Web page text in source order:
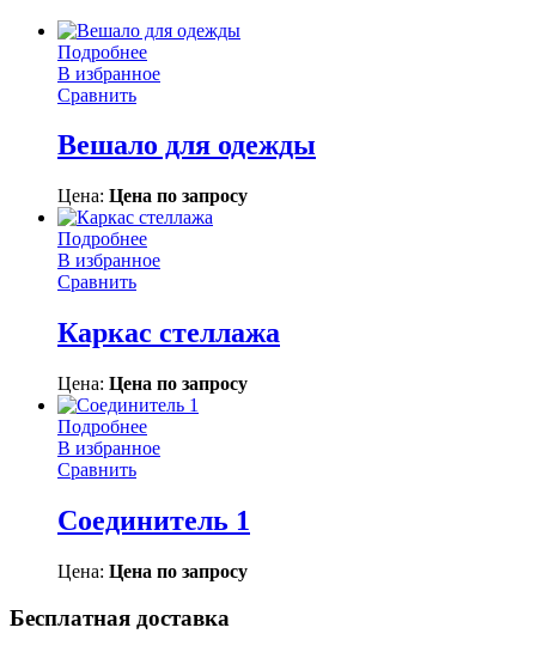
Подробнее
В избранное
Сравнить
Вешало для одежды
Цена: Цена по запросу
Подробнее
В избранное
Сравнить
Каркас стеллажа
Цена: Цена по запросу
Подробнее
В избранное
Сравнить
Соединитель 1
Цена: Цена по запросу
Бесплатная доставка